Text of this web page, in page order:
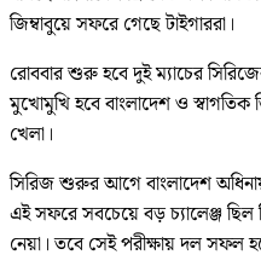
জিম্বাবুয়ে সফরে গেছে টাইগাররা।
রোববার শুরু হবে দুই ম্যাচের
মুখোমুখি হবে বাংলাদেশ ও স্বাগতিক
খেলা।
সিরিজ শুরুর আগে বাংলাদেশ
এই সফরে সবচেয়ে বড় চ্যালেঞ্জ ছিল
নেয়া। তবে সেই পরীক্ষায় দল সফল